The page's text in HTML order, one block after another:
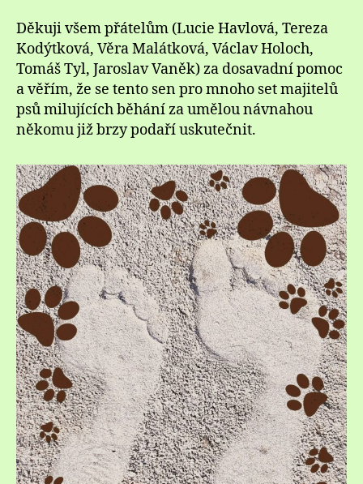
Děkuji všem přátelům (Lucie Havlová, Tereza
Kodýtková, Věra Malátková, Václav Holoch,
Tomáš Tyl, Jaroslav Vaněk) za dosavadní pomoc
a věřím, že se tento sen pro mnoho set majitelů
psů milujících běhání za umělou návnahou
někomu již brzy podaří uskutečnit.